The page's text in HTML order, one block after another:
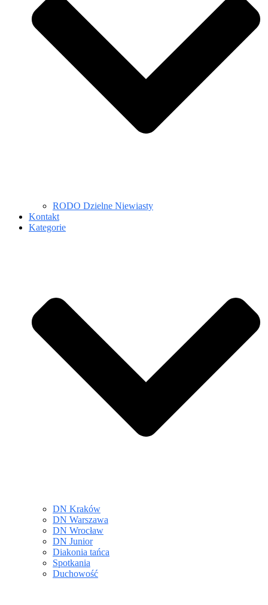
RODO Dzielne Niewiasty
Kontakt
Kategorie
DN Kraków
DN Warszawa
DN Wrocław
DN Junior
Diakonia tańca
Spotkania
Duchowość